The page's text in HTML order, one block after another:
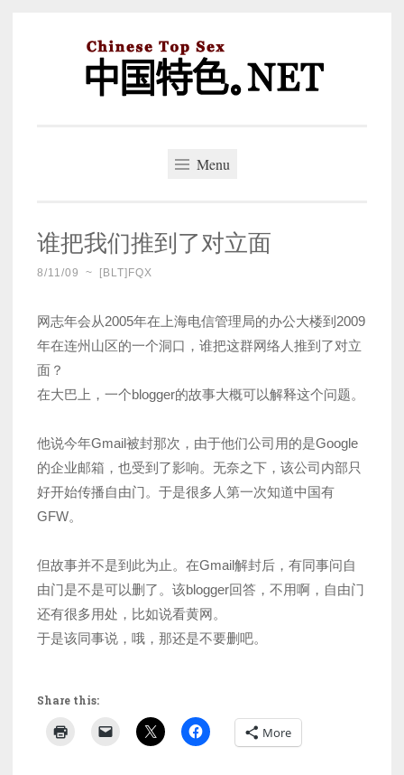
Menu
谁把我们推到了对立面
8/11/09 ~ [BLT]FQX
网志年会从2005年在上海电信管理局的办公大楼到2009
年在连州山区的一个洞口，谁把这群网络人推到了对立
面？
在大巴上，一个blogger的故事大概可以解释这个问题。
他说今年Gmail被封那次，由于他们公司用的是Google
的企业邮箱，也受到了影响。无奈之下，该公司内部只
好开始传播自由门。于是很多人第一次知道中国有
GFW。
但故事并不是到此为止。在Gmail解封后，有同事问自
由门是不是可以删了。该blogger回答，不用啊，自由门
还有很多用处，比如说看黄网。
于是该同事说，哦，那还是不要删吧。
Share this:
More